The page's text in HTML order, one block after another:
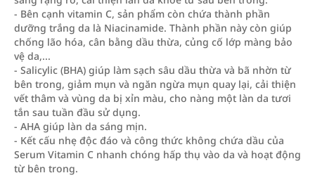
- Bên cạnh vitamin C, sản phẩm còn chứa thành phần
dưỡng trắng da là Niacinamide. Thành phần này còn giúp
chống lão hóa, cân bằng dầu thừa, củng cố lớp màng bảo
vệ da,...
- Salicylic (BHA) giúp làm sạch sâu dầu thừa và bã nhờn từ
bên trong, giảm mụn và ngăn ngừa mụn quay lại, cải thiện
vết thâm và vùng da bị xỉn màu, cho nàng một làn da tươi
tắn sau tuần đầu sử dụng.
- AHA giúp làn da sáng mịn.
- Kết cấu nhẹ độc đáo và công thức không chứa dầu của
Serum Vitamin C nhanh chóng hấp thụ vào da và hoạt động
từ bên trong.